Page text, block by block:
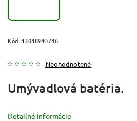
Kód: 13048940746
Neohodnotené
Umývadlová batéria.
Detailné informácie